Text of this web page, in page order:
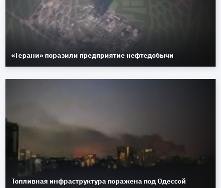
«Герани» поразили предприятие нефтедобычи
Топливная инфраструктура поражена под Одессой